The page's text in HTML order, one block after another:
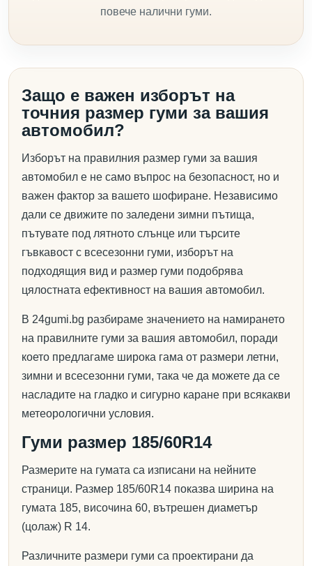
повече налични гуми.
Защо е важен изборът на
точния размер гуми за вашия
автомобил?
Изборът на правилния размер гуми за вашия
автомобил е не само въпрос на безопасност, но и
важен фактор за вашето шофиране. Независимо
дали се движите по заледени зимни пътища,
пътувате под лятното слънце или търсите
гъвкавост с всесезонни гуми, изборът на
подходящия вид и размер гуми подобрява
цялостната ефективност на вашия автомобил.
В 24gumi.bg разбираме значението на намирането
на правилните гуми за вашия автомобил, поради
което предлагаме широка гама от размери летни,
зимни и всесезонни гуми, така че да можете да се
насладите на гладко и сигурно каране при всякакви
метеорологични условия.
Гуми размер 185/60R14
Размерите на гумата са изписани на нейните
страници. Размер 185/60R14 показва ширина на
гумата 185, височина 60, вътрешен диаметър
(цолаж) R 14.
Различните размери гуми са проектирани да